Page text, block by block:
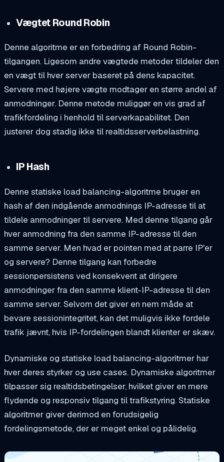
Vægtet Round Robin
Denne algoritme er en forbedring af Round Robin-
tilgangen. Ligesom andre vægtede metoder tildeler den
en vægt til hver server baseret på dens kapacitet.
Servere med højere vægte modtager en større andel af
anmodninger. Denne metode muliggør en vis grad af
trafikfordeling i henhold til serverkapabilitet. Den
justerer dog stadig ikke til realtidsserverbelastning.
IP Hash
Denne statiske load balancing-algoritme bruger en
hash af den indgående anmodnings IP-adresse til at
tildele anmodninger til servere. Med denne tilgang går
hver anmodning fra den samme IP-adresse til den
samme server. Men hvad er pointen med at parre IP'er
og servere? Denne tilgang kan forbedre
sessionpersistens ved konsekvent at dirigere
anmodninger fra den samme klient-IP-adresse til den
samme server. Selvom det giver en nem måde at
bevare sessionintegritet, kan det muligvis ikke fordele
trafik jævnt, hvis IP-fordelingen blandt klienter er skæv.
Dynamiske og statiske load balancing-algoritmer har
hver deres styrker og use cases. Dynamiske algoritmer
tilpasser sig realtidsbetingelser, hvilket giver en mere
flydende og responsiv tilgang til trafikstyring. Statiske
algoritmer giver derimod en forudsigelig
fordelingsmetode, der er meget enkel og pålidelig.